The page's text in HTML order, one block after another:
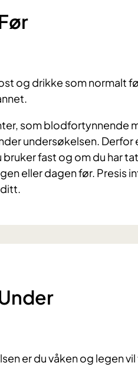
og drikke som normalt
som blodfortynnende
undersøkelsen.
fast og om du har
eller dagen før. Presis
er du våken og legen